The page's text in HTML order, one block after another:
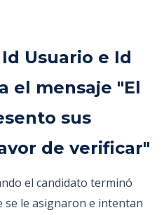
Usuario e Id
el mensaje "El
sus
de verificar"
el candidato terminó
se le asignaron e intentan